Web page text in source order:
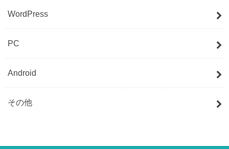
WordPress
PC
Android
その他